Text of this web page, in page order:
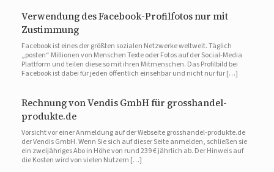
Verwendung des Facebook-Profilfotos nur mit
Zustimmung
Facebook ist eines der größten sozialen Netzwerke weltweit. Täglich
„posten“ Millionen von Menschen Texte oder Fotos auf der Social-Media
Plattform und teilen diese so mit ihren Mitmenschen. Das Profilbild bei
Facebook ist dabei für jeden öffentlich einsehbar und nicht nur für […]
Rechnung von Vendis GmbH für grosshandel-
produkte.de
Vorsicht vor einer Anmeldung auf der Webseite grosshandel-produkte.de
der Vendis GmbH. Wenn Sie sich auf dieser Seite anmelden, schließen sie
ein zweijähriges Abo in Höhe von rund 239 € jährlich ab. Der Hinweis auf
die Kosten wird von vielen Nutzern […]